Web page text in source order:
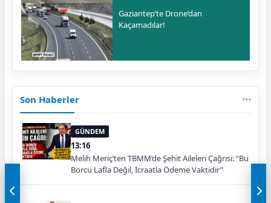
Gaziantep’te Drone’dan
Kaçamadılar!
Son Haberler
GÜNDEM
13:16
Melih Meriç’ten TBMM’de Şehit Aileleri Çağrısı: “Bu
Borcu Lafla Değil, İcraatla Ödeme Vaktidir”